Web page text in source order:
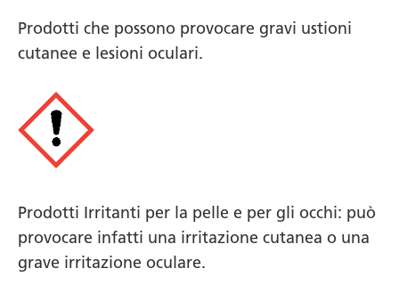
Prodotti che possono provocare gravi ustioni
cutanee e lesioni oculari.
Prodotti Irritanti per la pelle e per gli occhi: può
provocare infatti una irritazione cutanea o una
grave irritazione oculare.